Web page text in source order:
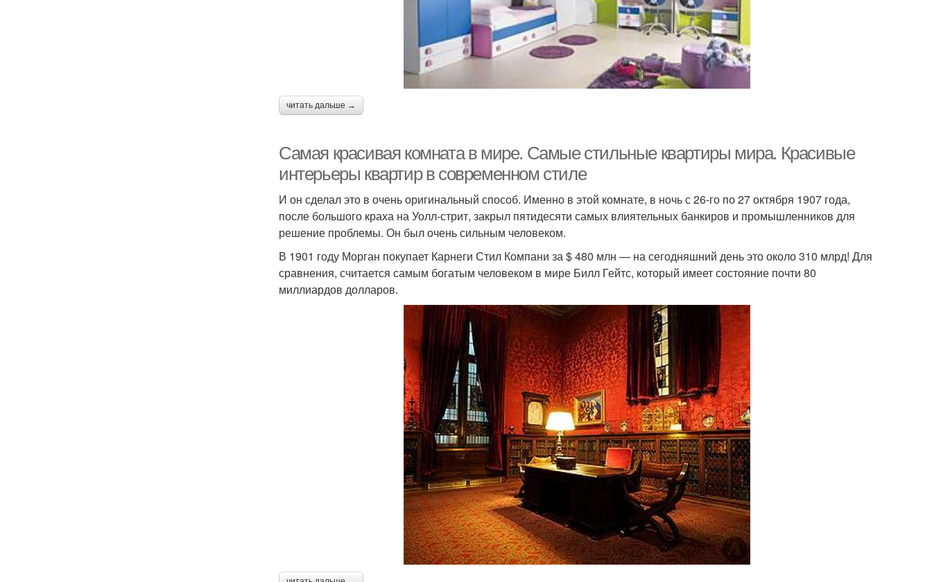
читать дальше →
Самая красивая комната в мире. Самые стильные квартиры мира. Красивые
интерьеры квартир в современном стиле
И он сделал это в очень оригинальный способ. Именно в этой комнате, в ночь с 26-го по 27 октября 1907 года,
после большого краха на Уолл-стрит, закрыл пятидесяти самых влиятельных банкиров и промышленников для
решение проблемы. Он был очень сильным человеком.
В 1901 году Морган покупает Карнеги Стил Компани за $ 480 млн — на сегодняшний день это около 310 млрд! Для
сравнения, считается самым богатым человеком в мире Билл Гейтс, который имеет состояние почти 80
миллиардов долларов.